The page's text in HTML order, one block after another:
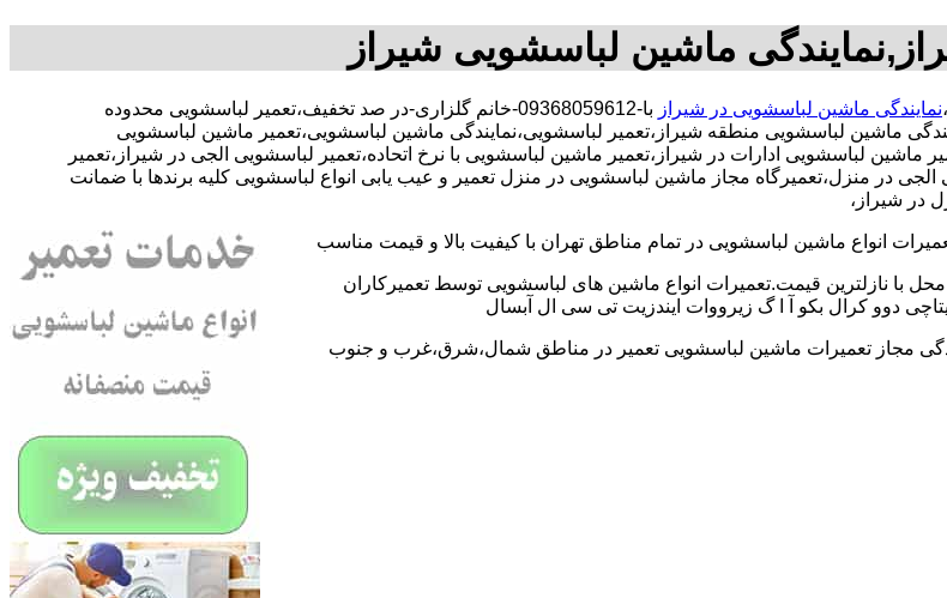
ماشین لباسشویی شیراز
،نمایندگی ماشین لباسشویی در شیراز
با-09368059612-خانم گلزاری-در صد تخفیف،تعمیر لباسشویی محدوده
ماشین لباسشویی منطقه شیراز،تعمیر لباسشویی،نمایندگی ماشین لباسشویی،تعمیر ماشین لباسشویی
لباسشویی ادارات در شیراز،تعمیر ماشین لباسشویی با نرخ اتحاده،تعمیر لباسشویی الجی در شیراز،تعمیر
در منزل،تعمیرگاه مجاز ماشین لباسشویی در منزل تعمیر و عیب یابی انواع لباسشویی کلیه برندها با ضمانت
در شیراز،
انواع ماشین لباسشویی در تمام مناطق تهران با کیفیت بالا و قیمت مناسب
با نازلترین قیمت.تعمیرات انواع ماشین های لباسشویی توسط تعمیرکاران
دوو کرال بکو آ ا گ زیرووات ایندزیت تی سی ال آبسال
مجاز تعمیرات ماشین لباسشویی تعمیر در مناطق شمال،شرق،غرب و جنوب